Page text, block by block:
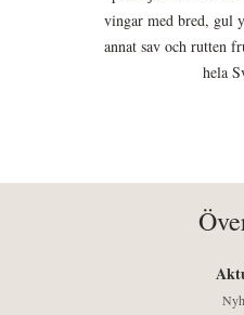
vingar med bred, gul
annat sav och rutten
hela